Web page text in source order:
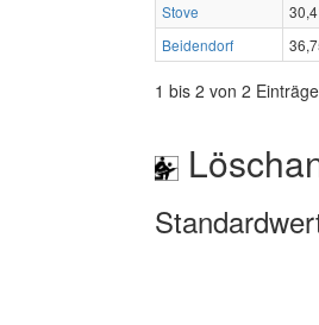
Stove
Beidendorf
1 bis 2 von 2